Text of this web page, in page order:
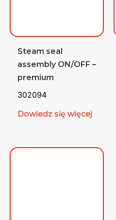
Steam seal
assembly ON/OFF –
premium
302094
Dowiedz się więcej